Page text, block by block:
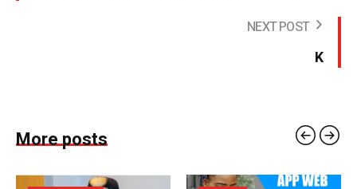
NEXT POST
K
More posts